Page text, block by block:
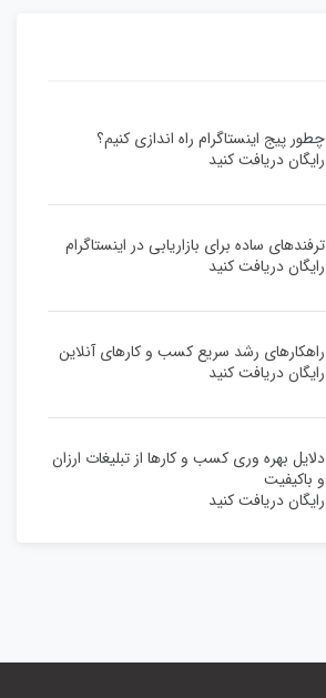
چطور پیج اینستاگرام راه اندازی کنیم؟
رایگان دریافت کنید
ترفندهای ساده برای بازاریابی در اینستاگرام
رایگان دریافت کنید
راهکارهای رشد سریع کسب و کارهای آنلاین
رایگان دریافت کنید
دلایل بهره وری کسب و کارها از تبلیغات ارزان
و باکیفیت
رایگان دریافت کنید